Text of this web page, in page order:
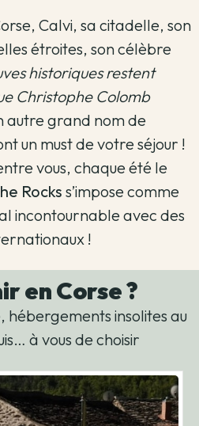
Calvi, sa citadelle, son
étroites, son célèbre
historiques restent
Christophe Colomb
autre grand nom de
un must de votre séjour !
vous, chaque été le
Rocks s’impose comme
incontournable avec des
!
en Corse ?
hébergements insolites au
à vous de choisir